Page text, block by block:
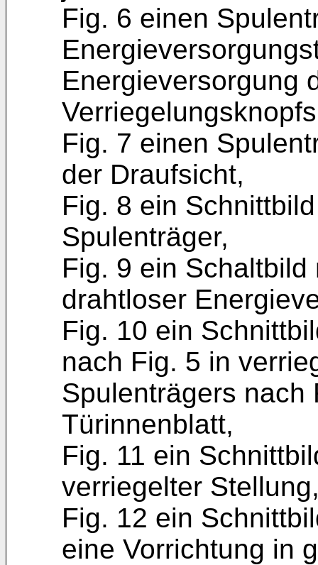
Fig. 6 einen
Energieversorgung
Fig. 7 einen
der Draufsicht,
Fig. 8 ein
Spulenträger,
Fig. 9 ein
drahtloser
Fig. 10 ein
nach Fig. 5 in
Spulenträgers nach
Türinnenblatt,
Fig. 11 ein
verriegelter
Fig. 12 ein
eine Vorrichtung in